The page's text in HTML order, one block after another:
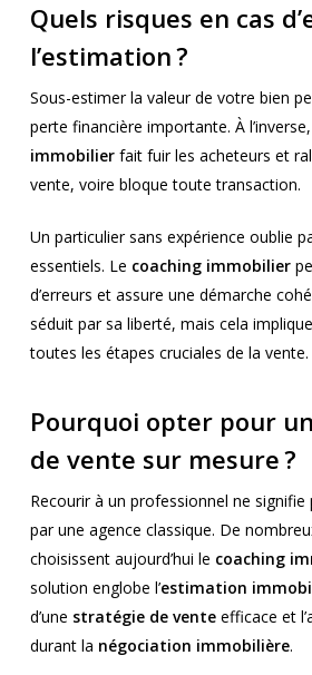
Quels risques en cas
l’estimation ?
Sous-estimer la valeur de votre bien
perte financière importante. À
immobilierfait fuir les acheteurs et
vente, voire bloque toute transaction.
Un particulier sans expérience oublie
essentiels. Le coaching immobilier
d’erreurs et assure une démarche
séduit par sa liberté, mais cela
toutes les étapes cruciales de la vente.
Pourquoi opter pour
de vente sur mesure ?
Recourir à un professionnel ne
par une agence classique. De
choisissent aujourd’hui le coaching
solution englobe l’estimation
d’une stratégie de venteefficace et
durant la négociation immobilière.